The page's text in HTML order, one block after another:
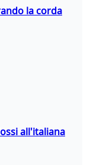
la corda
all'italiana